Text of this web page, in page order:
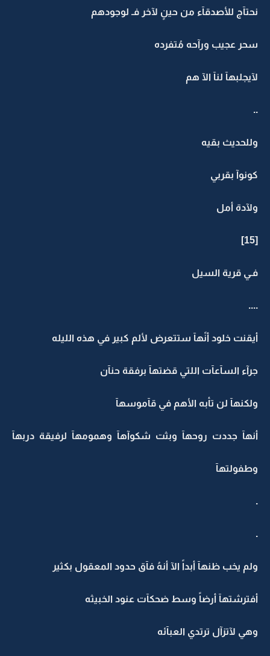
نحتآج للأصدقآء من حينٍ لآخر فـ لوجودهم
سحر عجيب ورآحه مُتفرده
لآيجلبهآ لنآ الآ هم
..
وللحديث بقيه
كونوآ بقربي
ولآدة أمل
[15]
فـي قرية السيل
....
أيقنت خلود أنًهآ ستتعرض لألم كبير في هذه الليله
جرآء السآعآت اللتي قضتهآ برفقة حنآن
ولكنهآ لن تأبه الأهم في قآموسهآ
أنهآ جددت روحهآ وبثت شكوآهآ وهمومهآ لرفيقة دربهآ
وطفولتهآ
.
.
ولم يخب ظنهآ أبداً الآ أنهُ فآق حدود المعقول بكثير
أفترشتهآ أرضاً وسط ضحكآت عنود الخبيثه
وهي لآتزآل ترتدي العبآئه